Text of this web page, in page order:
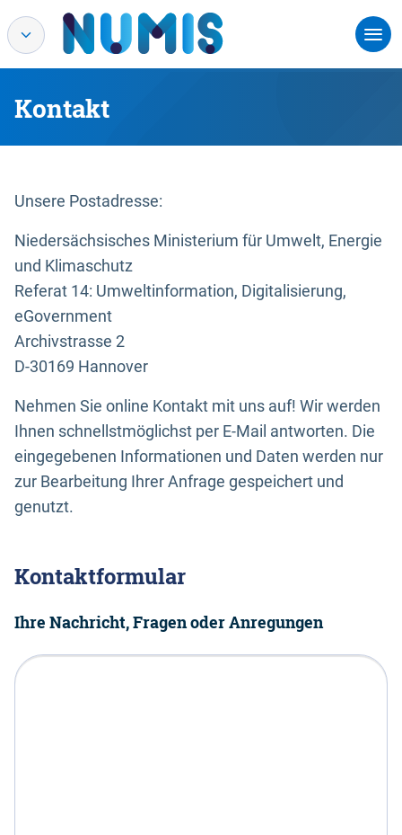
Kontakt
Unsere Postadresse:
Niedersächsisches Ministerium für Umwelt, Energie
und Klimaschutz
Referat 14: Umweltinformation, Digitalisierung,
eGovernment
Archivstrasse 2
D-30169 Hannover
Nehmen Sie online Kontakt mit uns auf! Wir werden
Ihnen schnellstmöglichst per E-Mail antworten. Die
eingegebenen Informationen und Daten werden nur
zur Bearbeitung Ihrer Anfrage gespeichert und
genutzt.
Kontaktformular
Ihre Nachricht, Fragen oder Anregungen